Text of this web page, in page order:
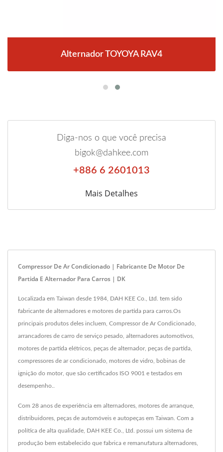
Alternador TOYOYA RAV4
Diga-nos o que você precisa
bigok@dahkee.com
+886 6 2601013
Mais Detalhes
Compressor De Ar Condicionado | Fabricante De Motor De
Partida E Alternador Para Carros | DK
Localizada em Taiwan desde 1984, DAH KEE Co., Ltd. tem sido
fabricante de alternadores e motores de partida para carros.Os
principais produtos deles incluem, Compressor de Ar Condicionado,
arrancadores de carro de serviço pesado, alternadores automotivos,
motores de partida elétricos, peças de alternador, peças de partida,
compressores de ar condicionado, motores de vidro, bobinas de
ignição do motor, que são certificados ISO 9001 e testados em
desempenho..
Com 28 anos de experiência em alternadores, motores de arranque,
distribuidores, peças de automóveis e autopeças em Taiwan. Com a
política de alta qualidade, DAH KEE Co., Ltd. possui um sistema de
produção bem estabelecido que fabrica e remanufatura alternadores,